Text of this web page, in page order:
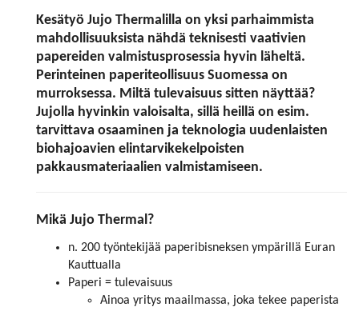
Kesätyö Jujo Thermalilla on yksi parhaimmista
mahdollisuuksista nähdä teknisesti vaativien
papereiden valmistusprosessia hyvin läheltä.
Perinteinen paperiteollisuus Suomessa on
murroksessa. Miltä tulevaisuus sitten näyttää?
Jujolla hyvinkin valoisalta, sillä heillä on esim.
tarvittava osaaminen ja teknologia uudenlaisten
biohajoavien elintarvikekelpoisten
pakkausmateriaalien valmistamiseen.
Mikä Jujo Thermal?
n. 200 työntekijää paperibisneksen ympärillä Euran
Kauttualla
Paperi = tulevaisuus
Ainoa yritys maailmassa, joka tekee paperista